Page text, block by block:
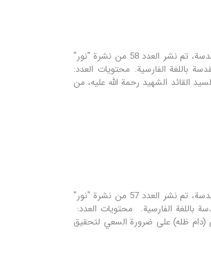
مؤسسة نور للترجمة و البحوث تحت إشراف مكتب سماحة المرجع الديني اية الله العظمى الشيخ محمد اليعقوبي (دام ظله) في قم المقدسة، تم نشر العدد 58 من نشرة "نور"
باللغة الفارسية. محتويات العدد:
القائد الشهید رحمة الله علیه، من
مؤسسة نور للترجمة و البحوث تحت إشراف مكتب سماحة المرجع الديني اية الله العظمى الشيخ محمد اليعقوبي (دام ظله) في قم المقدسة، تم نشر العدد 57 من نشرة "نور"
باللغة الفارسية. محتويات العدد:
(دام ظله) على ضرورة السعي لتحقيق